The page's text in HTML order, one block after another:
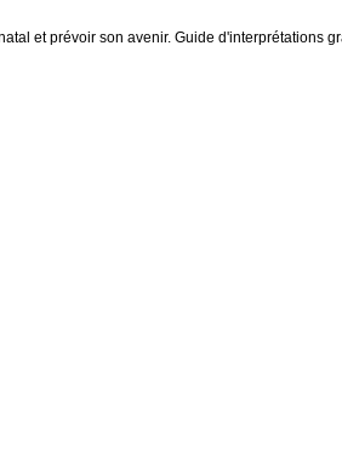
et prévoir son avenir. Guide d'interprétations